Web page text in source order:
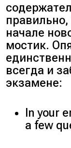
начале
мостик.
всегда и
экзамене:
In your
a few